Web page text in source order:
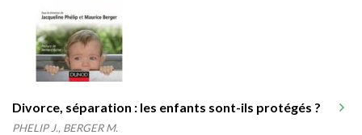
Divorce, séparation : les enfants sont-ils protégés ?
PHELIP J., BERGER M.